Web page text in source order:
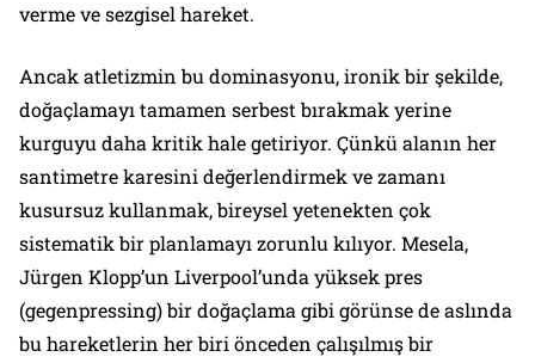
verme ve sezgisel hareket.
Ancak atletizmin bu dominasyonu, ironik bir şekilde,
doğaçlamayı tamamen serbest bırakmak yerine
kurguyu daha kritik hale getiriyor. Çünkü alanın her
santimetre karesini değerlendirmek ve zamanı
kusursuz kullanmak, bireysel yetenekten çok
sistematik bir planlamayı zorunlu kılıyor. Mesela,
Jürgen Klopp’un Liverpool’unda yüksek pres
(gegenpressing) bir doğaçlama gibi görünse de aslında
bu hareketlerin her biri önceden çalışılmış bir